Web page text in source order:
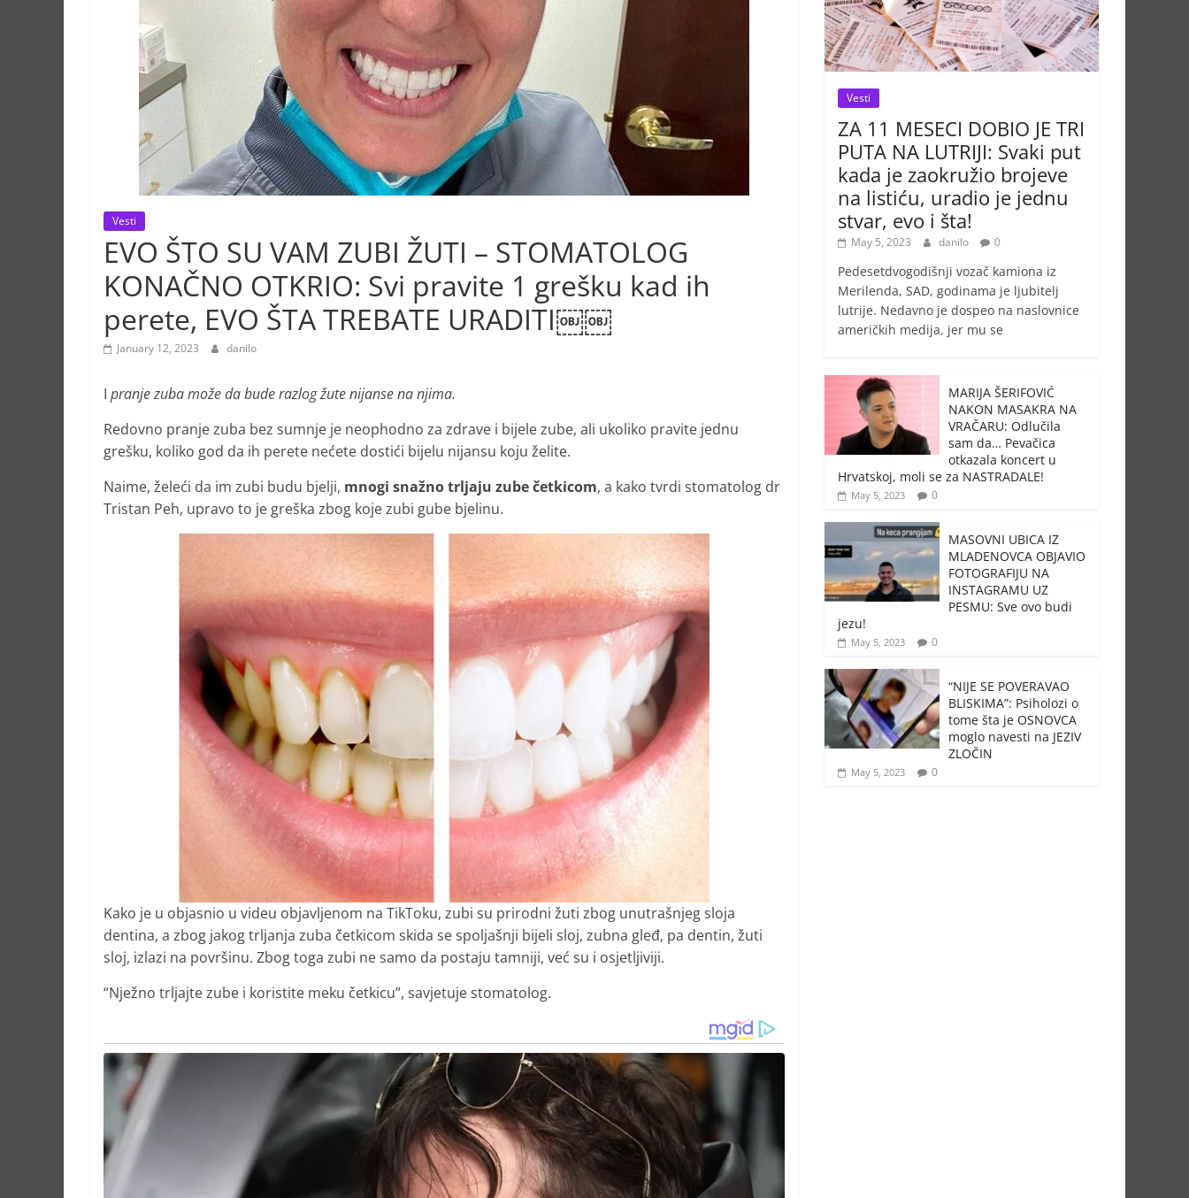
Vesti
EVO ŠTO SU VAM ZUBI ŽUTI – STOMATOLOG
KONAČNO OTKRIO: Svi pravite 1 grešku kad ih
perete, EVO ŠTA TREBATE URADITI￼￼
January 12, 2023 danilo
I pranje zuba može da bude razlog žute nijanse na njima.
Redovno pranje zuba bez sumnje je neophodno za zdrave i bijele zube, ali ukoliko pravite jednu
grešku, koliko god da ih perete nećete dostići bijelu nijansu koju želite.
Naime, želeći da im zubi budu bjelji, mnogi snažno trljaju zube četkicom, a kako tvrdi stomatolog dr
Tristan Peh, upravo to je greška zbog koje zubi gube bjelinu.
Kako je u objasnio u videu objavljenom na TikToku, zubi su prirodni žuti zbog unutrašnjeg sloja
dentina, a zbog jakog trljanja zuba četkicom skida se spoljašnji bijeli sloj, zubna gleđ, pa dentin, žuti
sloj, izlazi na površinu. Zbog toga zubi ne samo da postaju tamniji, već su i osjetljiviji.
“Nježno trljajte zube i koristite meku četkicu”, savjetuje stomatolog.
Vesti
ZA 11 MESECI DOBIO JE TRI
PUTA NA LUTRIJI: Svaki put
kada je zaokružio brojeve
na listiću, uradio je jednu
stvar, evo i šta!
May 5, 2023 danilo 0
Pedesetdvogodišnji vozač kamiona iz
Merilenda, SAD, godinama je ljubitelj
lutrije. Nedavno je dospeo na naslovnice
američkih medija, jer mu se
MARIJA ŠERIFOVIĆ
NAKON MASAKRA NA
VRAČARU: Odlučila
sam da… Pevačica
otkazala koncert u
Hrvatskoj, moli se za NASTRADALE!
May 5, 2023 0
MASOVNI UBICA IZ
MLADENOVCA OBJAVIO
FOTOGRAFIJU NA
INSTAGRAMU UZ
PESMU: Sve ovo budi
jezu!
May 5, 2023 0
“NIJE SE POVERAVAO
BLISKIMA”: Psiholozi o
tome šta je OSNOVCA
moglo navesti na JEZIV
ZLOČIN
May 5, 2023 0